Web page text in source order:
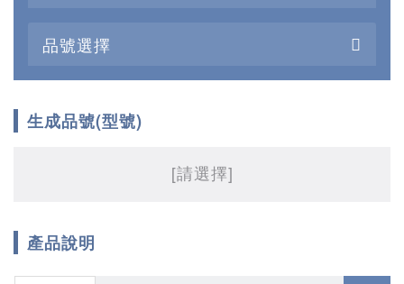
品號選擇
生成品號(型號)
[請選擇]
產品說明